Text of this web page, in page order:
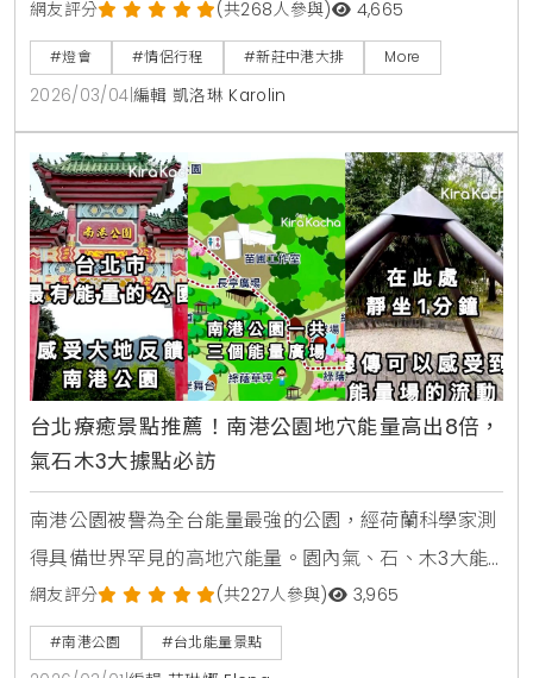
LED夢幻星河。現場更有極地北極熊造景與白色情人節
限量闖關活動，是新北春季必訪的原創生活風格景點。
網友評分 (共268人參與) 4,665
#燈會 #情侶行程 #新莊中港大排 More
2026/03/04 編輯 凱洛琳 Karolin
台北療癒景點推薦！南港公園地穴能量高出8倍，
氣石木3大據點必訪
南港公園被譽為全台能量最強的公園，經荷蘭科學家測
得具備世界罕見的高地穴能量。園內氣、石、木3大能
量點提供優於森林浴的療癒感。本文帶您探索南港公園
交通資訊、能量點分佈與親子設施，體驗台北最神祕的
心靈場域。
網友評分 (共227人參與) 3,965
#南港公園 #台北能量景點